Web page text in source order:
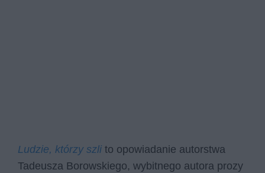
Ludzie, którzy szli to opowiadanie autorstwa
Tadeusza Borowskiego, wybitnego autora prozy